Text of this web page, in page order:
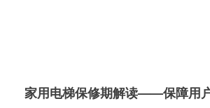
家用电梯保修期解读——保障用